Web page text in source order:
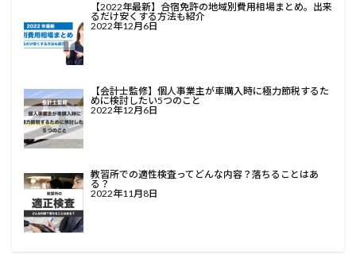
【2022年最新】合宿免許の地域別費用相場まとめ。出来
るだけ安くする方法も紹介
2022年12月6日
【会計士監修】個人事業主が車購入時に極力節税するた
めに検討したい5つのこと
2022年12月6日
教習所での適性検査ってどんな内容？落ちることはあ
る？
2022年11月8日